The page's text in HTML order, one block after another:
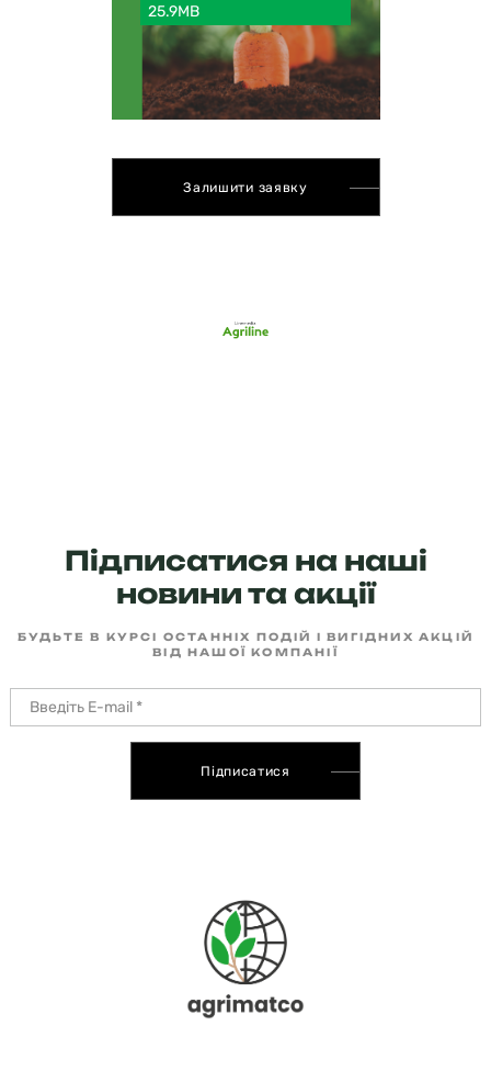
25.9MB
Залишити заявку
Підписатися на наші
новини та акції
БУДЬТЕ В КУРСІ ОСТАННІХ ПОДІЙ І ВИГІДНИХ АКЦІЙ
ВІД НАШОЇ КОМПАНІЇ
Підписатися